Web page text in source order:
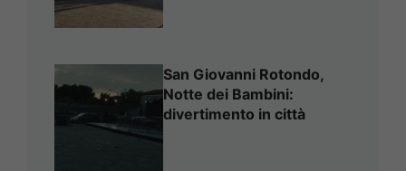
San Giovanni Rotondo,
Notte dei Bambini:
divertimento in città